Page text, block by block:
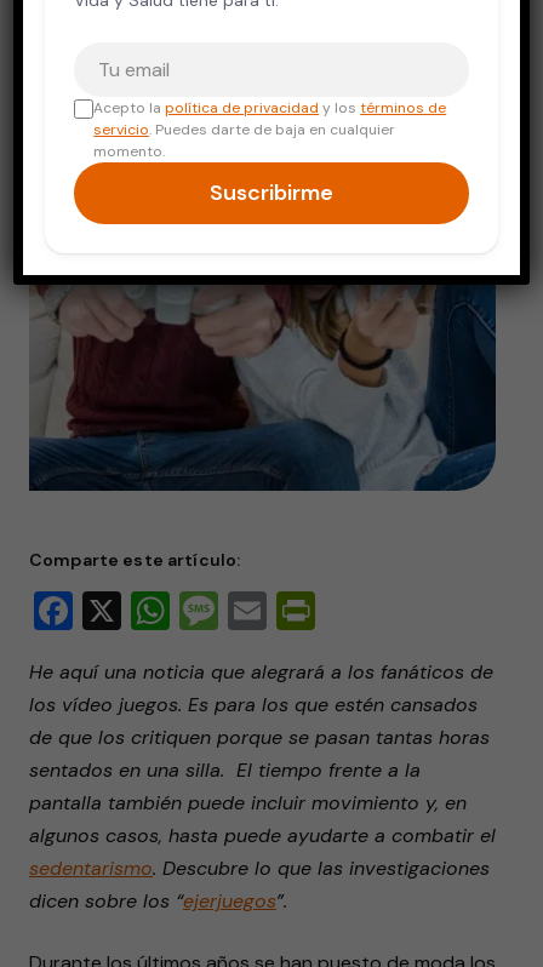
Comparte este artículo:
Facebook
X WhatsApp
Message
Email
He aquí una noticia que alegrará a los fanáticos de
los vídeo juegos. Es para los que estén cansados
de que los critiquen porque se pasan tantas horas
sentados en una silla. El tiempo frente a la
pantalla también puede incluir movimiento y, en
algunos casos, hasta puede ayudarte a combatir el
sedentarismo. Descubre lo que las investigaciones
dicen sobre los “ejerjuegos”.
Acepto lapolítica de privacidad y lostérminos de
servicio. Puedes darte de baja en cualquier
momento.
Suscribirme